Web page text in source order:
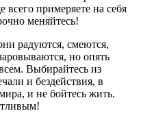
всего примеряете на себя
меняйтесь!
радуются, смеются,
но опять
Выбирайтесь из
и бездействия, в
и не бойтесь жить.